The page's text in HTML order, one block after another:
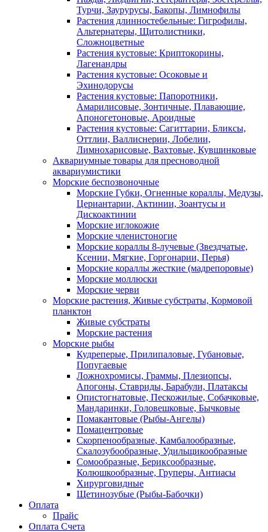
Турчи, Заурурусы, Бакопы, Лимнофилы
Растения длинностебельные: Гигрофилы,
Альтернатеры, Щитолистники,
Сложноцветные
Растения кустовые: Криптокорины,
Лагенандры
Растения кустовые: Осоковые и
Эхинодорусы
Растения кустовые: Папоротники,
Амарилисовые, Зонтичные, Плавающие,
Апоногетоновые, Ароидные
Растения кустовые: Сагиттарии, Бликсы,
Оттлии, Валлиснерии, Лобелии,
Лимнохарисовые, Вахтовые, Кувшинковые
Аквариумные товары для пресноводной
аквариумистики
Морские беспозвоночные
Морские Губки, Огненные кораллы, Медузы,
Цериантарии, Актинии, Зоантусы и
Дискоактинии
Морские иглокожие
Морские членистоногие
Морские кораллы 8-лучевые (Звездчатые,
Ксении, Мягкие, Горгонарии, Перья)
Морские кораллы жесткие (мадрепоровые)
Морские моллюски
Морские черви
Морские растения, Живые субстраты, Кормовой
планктон
Живые субстраты
Морские растения
Морские рыбы
Кудреперые, Прилипаловые, Губановые,
Попугаевые
Ложнохромисы, Граммы, Плезиопсы,
Апогоны, Ставриды, Барабули, Платаксы
Опистогнатовые, Пескожилые, Собачковые,
Мандаринки, Головешковые, Бычковые
Помакантовые (Рыбы-Ангелы)
Помацентровые
Скорпенообразные, Камбалообразные,
Скалозубообразные, Удильщикообразные
Сомообразные, Бериксообразные,
Колюшкообразные, Груперы, Антиасы
Хирурговидные
Щетинозубые (Рыбы-Бабочки)
Оплата
Прайс
Оплата Счета